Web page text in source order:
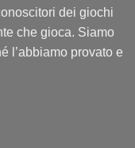
dei giochi
che gioca. Siamo
l’abbiamo provato e